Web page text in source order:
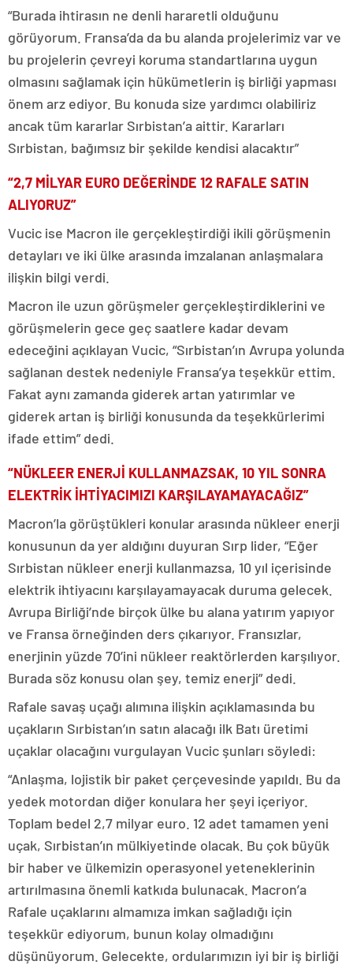
“Burada ihtirasın ne denli hararetli olduğunu
görüyorum. Fransa’da da bu alanda projelerimiz var ve
bu projelerin çevreyi koruma standartlarına uygun
olmasını sağlamak için hükümetlerin iş birliği yapması
önem arz ediyor. Bu konuda size yardımcı olabiliriz
ancak tüm kararlar Sırbistan’a aittir. Kararları
Sırbistan, bağımsız bir şekilde kendisi alacaktır”
“2,7 MİLYAR EURO DEĞERİNDE 12 RAFALE SATIN
ALIYORUZ”
Vucic ise Macron ile gerçekleştirdiği ikili görüşmenin
detayları ve iki ülke arasında imzalanan anlaşmalara
ilişkin bilgi verdi.
Macron ile uzun görüşmeler gerçekleştirdiklerini ve
görüşmelerin gece geç saatlere kadar devam
edeceğini açıklayan Vucic, “Sırbistan’ın Avrupa yolunda
sağlanan destek nedeniyle Fransa’ya teşekkür ettim.
Fakat aynı zamanda giderek artan yatırımlar ve
giderek artan iş birliği konusunda da teşekkürlerimi
ifade ettim” dedi.
“NÜKLEER ENERJİ KULLANMAZSAK, 10 YIL SONRA
ELEKTRİK İHTİYACIMIZI KARŞILAYAMAYACAĞIZ”
Macron’la görüştükleri konular arasında nükleer enerji
konusunun da yer aldığını duyuran Sırp lider, “Eğer
Sırbistan nükleer enerji kullanmazsa, 10 yıl içerisinde
elektrik ihtiyacını karşılayamayacak duruma gelecek.
Avrupa Birliği’nde birçok ülke bu alana yatırım yapıyor
ve Fransa örneğinden ders çıkarıyor. Fransızlar,
enerjinin yüzde 70’ini nükleer reaktörlerden karşılıyor.
Burada söz konusu olan şey, temiz enerji” dedi.
Rafale savaş uçağı alımına ilişkin açıklamasında bu
uçakların Sırbistan’ın satın alacağı ilk Batı üretimi
uçaklar olacağını vurgulayan Vucic şunları söyledi:
“Anlaşma, lojistik bir paket çerçevesinde yapıldı. Bu da
yedek motordan diğer konulara her şeyi içeriyor.
Toplam bedel 2,7 milyar euro. 12 adet tamamen yeni
uçak, Sırbistan’ın mülkiyetinde olacak. Bu çok büyük
bir haber ve ülkemizin operasyonel yeteneklerinin
artırılmasına önemli katkıda bulunacak. Macron’a
Rafale uçaklarını almamıza imkan sağladığı için
teşekkür ediyorum, bunun kolay olmadığını
düşünüyorum. Gelecekte, ordularımızın iyi bir iş birliği